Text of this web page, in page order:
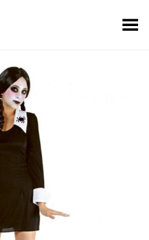
Kuva menüü